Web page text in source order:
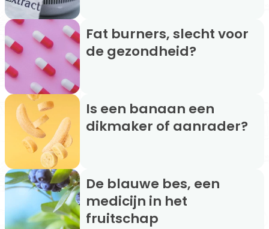
Fat burners, slecht voor
de gezondheid?
Is een banaan een
dikmaker of aanrader?
De blauwe bes, een
medicijn in het
fruitschap